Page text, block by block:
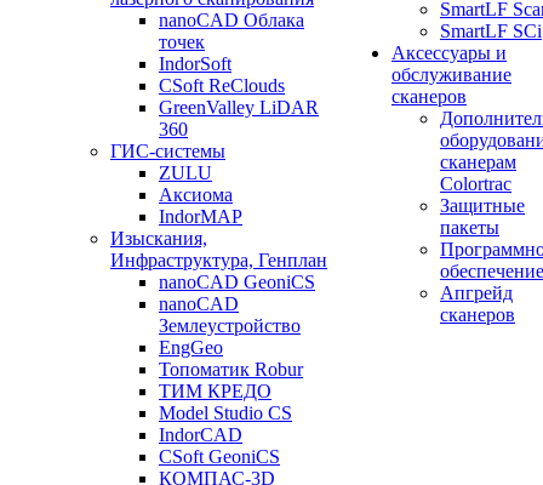
nanoCAD Облака
точек
IndorSoft
CSoft ReClouds
GreenValley LiDAR
360
ГИС-системы
ZULU
Аксиома
IndorMAP
Изыскания,
Инфраструктура, Генплан
nanoCAD GeoniCS
nanoCAD
Землеустройство
EngGeo
Топоматик Robur
ТИМ КРЕДО
Model Studio CS
IndorCAD
CSoft GeoniCS
КОМПАС-3D
SmartLF
SmartLF SCi
Аксессуары и
обслуживание
сканеров
сканерам
Colortrac
Защитные
пакеты
обеспечение
Апгрейд
сканеров